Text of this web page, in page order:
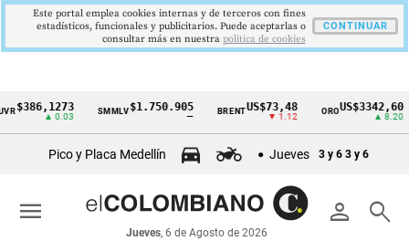
Cintillo
económicos
Colombia
▲ 0.03
SMMLV$1.750.905 BRENT US$73,48
▼ 1.12
ORO US$3342,60
Pico y Placa Medellín Jueves 3 y 6 3 y 6
person search
Jueves, 6 de Agosto de 2026
menu
Este portal emplea cookies internas y de terceros con fines
estadísticos, funcionales y publicitarios. Puede aceptarlas o
consultar más en nuestra politica de cookies
CONTINUAR